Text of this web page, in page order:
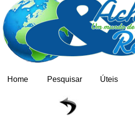
Home Pesquisar Úteis